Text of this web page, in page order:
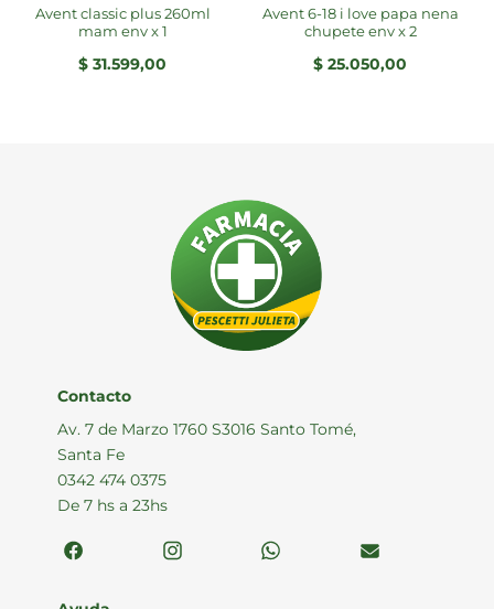
avent classic plus 260ml
mam env x 1
$ 31.599,00
avent 6-18 i love papa nena
chupete env x 2
$ 25.050,00
Contacto
Av. 7 de Marzo 1760 S3016 Santo Tomé,
Santa Fe
0342 474 0375
De 7 hs a 23hs